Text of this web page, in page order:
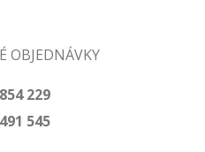
OBJEDNÁVKY
229
545